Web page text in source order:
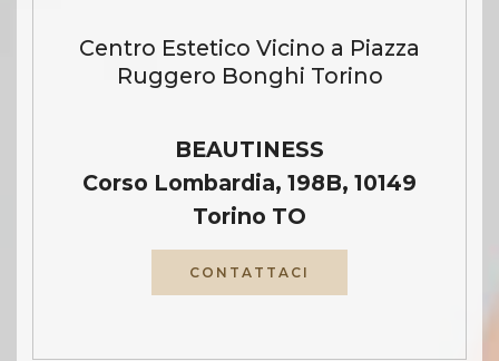
Centro Estetico Vicino a Piazza
Ruggero Bonghi Torino
BEAUTINESS
Corso Lombardia, 198B, 10149
Torino TO
CONTATTACI